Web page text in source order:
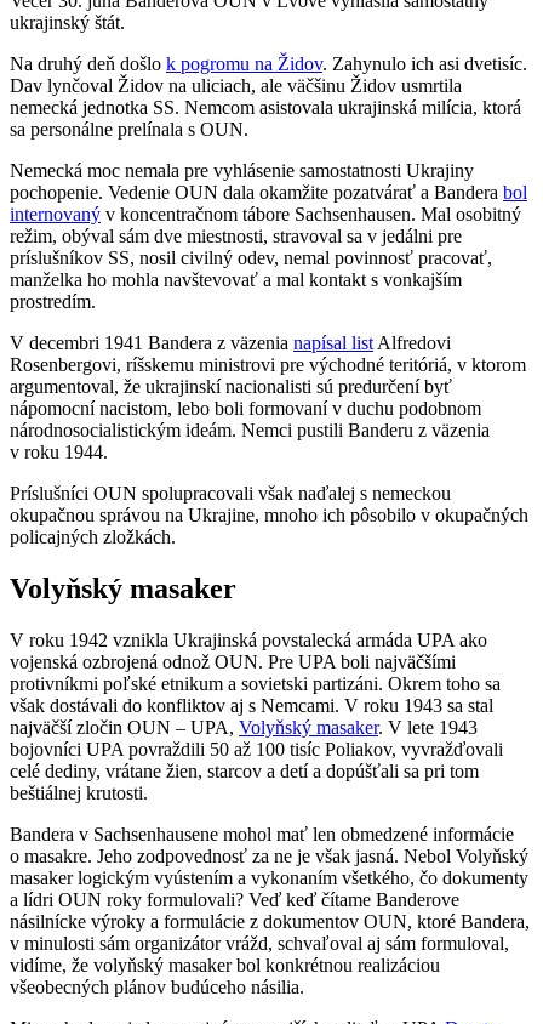
ukrajinský štát.
Na druhý deň došlo k pogromu na Židov. Zahynulo ich asi dvetisíc.
Dav lynčoval Židov na uliciach, ale väčšinu Židov usmrtila
nemecká jednotka SS. Nemcom asistovala ukrajinská milícia, ktorá
sa personálne prelínala s OUN.
Nemecká moc nemala pre vyhlásenie samostatnosti Ukrajiny
pochopenie. Vedenie OUN dala okamžite pozatvárať a Bandera bol
internovaný v koncentračnom tábore Sachsenhausen. Mal osobitný
režim, obýval sám dve miestnosti, stravoval sa v jedálni pre
príslušníkov SS, nosil civilný odev, nemal povinnosť pracovať,
manželka ho mohla navštevovať a mal kontakt s vonkajším
prostredím.
V decembri 1941 Bandera z väzenia napísal list Alfredovi
Rosenbergovi, ríšskemu ministrovi pre východné teritóriá, v ktorom
argumentoval, že ukrajinskí nacionalisti sú predurčení byť
nápomocní nacistom, lebo boli formovaní v duchu podobnom
národnosocialistickým ideám. Nemci pustili Banderu z väzenia
v roku 1944.
Príslušníci OUN spolupracovali však naďalej s nemeckou
okupačnou správou na Ukrajine, mnoho ich pôsobilo v okupačných
policajných zložkách.
Volyňský masaker
V roku 1942 vznikla Ukrajinská povstalecká armáda UPA ako
vojenská ozbrojená odnož OUN. Pre UPA boli najväčšími
protivníkmi poľské etnikum a sovietski partizáni. Okrem toho sa
však dostávali do konfliktov aj s Nemcami. V roku 1943 sa stal
najväčší zločin OUN – UPA, Volyňský masaker. V lete 1943
bojovníci UPA povraždili 50 až 100 tisíc Poliakov, vyvražďovali
celé dediny, vrátane žien, starcov a detí a dopúšťali sa pri tom
beštiálnej krutosti.
Bandera v Sachsenhausene mohol mať len obmedzené informácie
o masakre. Jeho zodpovednosť za ne je však jasná. Nebol Volyňský
masaker logickým vyústením a vykonaním všetkého, čo dokumenty
a lídri OUN roky formulovali? Veď keď čítame Banderove
násilnícke výroky a formulácie z dokumentov OUN, ktoré Bandera,
v minulosti sám organizátor vrážd, schvaľoval aj sám formuloval,
vidíme, že volyňský masaker bol konkrétnou realizáciou
všeobecných plánov budúceho násilia.